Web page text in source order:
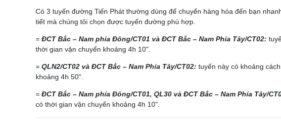
Có 3 tuyến đường Tiến Phát thường dùng để chuyển hàng hóa đến bạn
tiết mà chúng tôi chọn được tuyến đường phù hợp.
= ĐCT Bắc – Nam phía Đông/CT01 và ĐCT Bắc – Nam Phía Tây/CT02:
thời gian vận chuyển khoảng 4h 10".
= QLN2/CT02 và ĐCT Bắc – Nam Phía Tây/CT02: tuyến này có khoảng
khoảng 4h 50".
= ĐCT Bắc – Nam phía Đông/CT01, QL30 và ĐCT Bắc – Nam Phía Tây/
có thời gian vận chuyển khoảng 4h 10".